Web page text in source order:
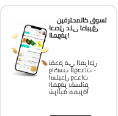
تسوق كالمحترفين
احصل على تطبيق
الموفر!
تقدم في المراحل
واكسب الوحدات -
استبدل وحدات
الموفر بقسائم
شرائية مميزة!